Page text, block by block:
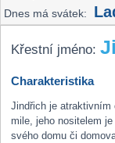
Dnes má svátek:
Křestní jméno:
Charakteristika
Jindřich je
mile, jeho nositelem
svého domu či